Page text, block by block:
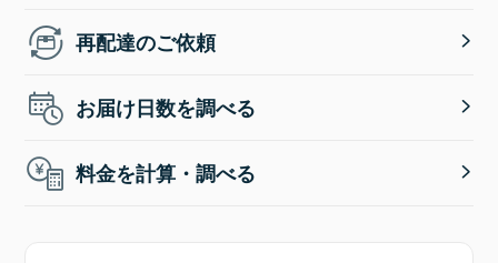
再配達のご依頼
お届け日数を調べる
料金を計算・調べる